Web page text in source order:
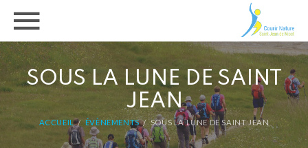
SOUS LA LUNE DE SAINT
JEAN
ACCUEIL ÉVÈNEMENTS SOUS LA LUNE DE SAINT JEAN